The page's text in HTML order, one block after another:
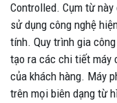
Controlled. Cụm từ
sử dụng công nghệ
tính. Quy trình gia
tạo ra các chi tiết máy
của khách hàng. Máy
trên mọi biên dạng từ